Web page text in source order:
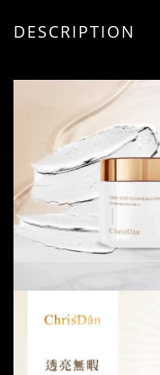
DESCRIPTION